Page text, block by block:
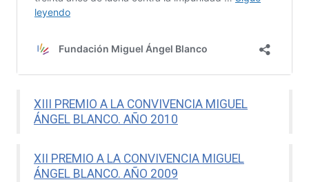
XIII PREMIO A LA CONVIVENCIA MIGUEL
ÁNGEL BLANCO. AÑO 2010
XII PREMIO A LA CONVIVENCIA MIGUEL
ÁNGEL BLANCO. AÑO 2009